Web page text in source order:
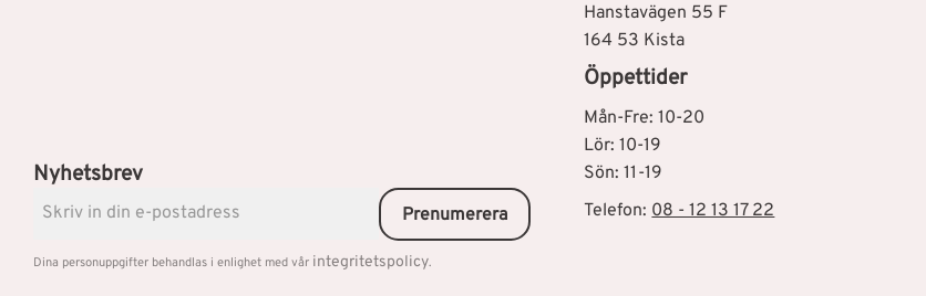
Hanstavägen 55 F
164 53 Kista
Öppettider
Mån-Fre: 10-20
Lör: 10-19
Sön: 11-19
Telefon:08 - 12 13 17 22
Nyhetsbrev
Prenumerera
Dina personuppgifter behandlas i enlighet med vår integritetspolicy.